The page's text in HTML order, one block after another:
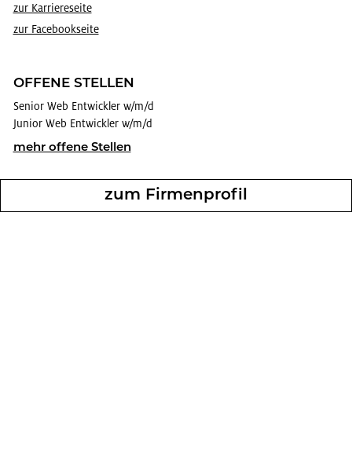
zur Kar­rie­re­sei­te
zur Face­book­sei­te
OF­FE­NE STEL­LEN
Se­ni­or Web Ent­wick­ler w/m/d
Ju­ni­or Web Ent­wick­ler w/m/d
mehr of­fe­ne Stel­len
zum Fir­men­pro­fil